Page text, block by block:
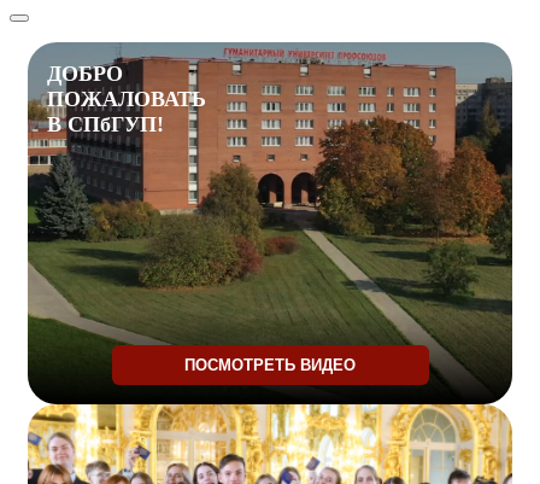
ДОБРО
ПОЖАЛОВАТЬ
В СПбГУП!
ПОСМОТРЕТЬ ВИДЕО